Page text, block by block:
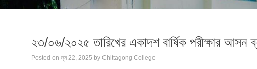
২৩/০৬/২০২৫ তারিখের একাদশ বার্ষিক পরীক্ষার আসন
Posted on জুন 22, 2025 by Chittagong College